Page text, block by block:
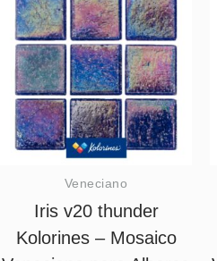
Veneciano
Iris v20 thunder
Kolorines – Mosaico